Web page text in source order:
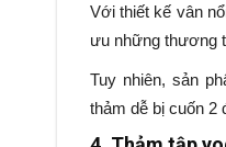
Với thiết kế vân
ưu những thương
Tuy nhiên, sản
thảm dễ bị cuốn 2